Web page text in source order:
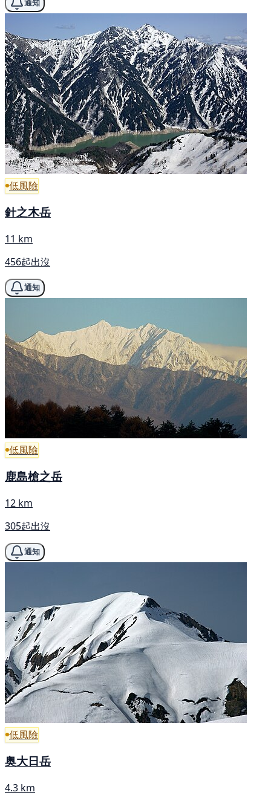
通知
低風險
針之木岳
11 km
456起出沒
通知
低風險
鹿島槍之岳
12 km
305起出沒
通知
低風險
奥大日岳
4.3 km